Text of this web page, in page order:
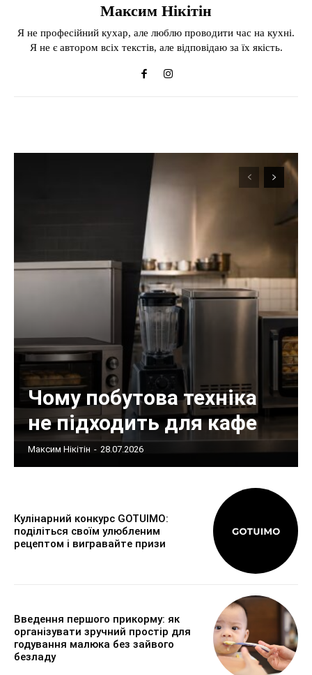
Максим Нікітін
Я не професійний кухар, але люблю проводити час на кухні.
Я не є автором всіх текстів, але відповідаю за їх якість.
Чому побутова техніка
не підходить для кафе
Максим Нікітін - 28.07.2026
Кулінарний конкурс GOTUIMO:
поділіться своїм улюбленим
рецептом і вигравайте призи
Введення першого прикорму: як
організувати зручний простір для
годування малюка без зайвого
безладу